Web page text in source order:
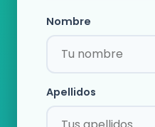
Nombre
Apellidos